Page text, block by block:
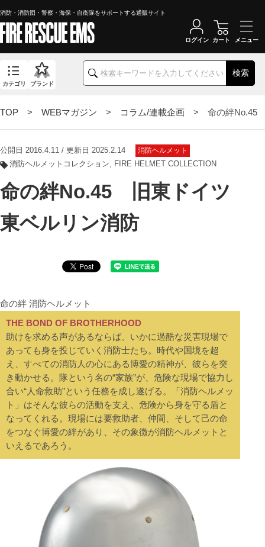
消防・消防団・警察・海保・自衛隊をサポートする通販サイト
検索
カテゴリ ブランド
ログイン カート
TOP > WEBマガジン > コラム/連載企画 > 命の絆No.45
公開日 2016.4.11 / 更新日 2025.2.14 消防ヘルメット
消防ヘルメットコレクション FIRE HELMET COLLECTION
命の絆No.45 旧東ドイツ
東ベルリン消防
命の絆 消防ヘルメット
THE BOND OF BROTHERHOOD
助けを求める声があるならば、いかに過酷な災害現場で
あっても身を投じていく消防士たち。時代や国境を超
え、すべての消防人の心にある博愛の精神が、彼らを突
き動かせる。隊という名の“家族”が、危険な現場で協力し
合い“人命救助”という任務を成し遂げる。「消防ヘルメッ
ト」はそんな彼らの活動を支え、危険から身を守る盾と
なってくれる。現場には要救助者、仲間、そして己の命
をつなぐ博愛の絆があり、その象徴が消防ヘルメットと
いえるであろう。